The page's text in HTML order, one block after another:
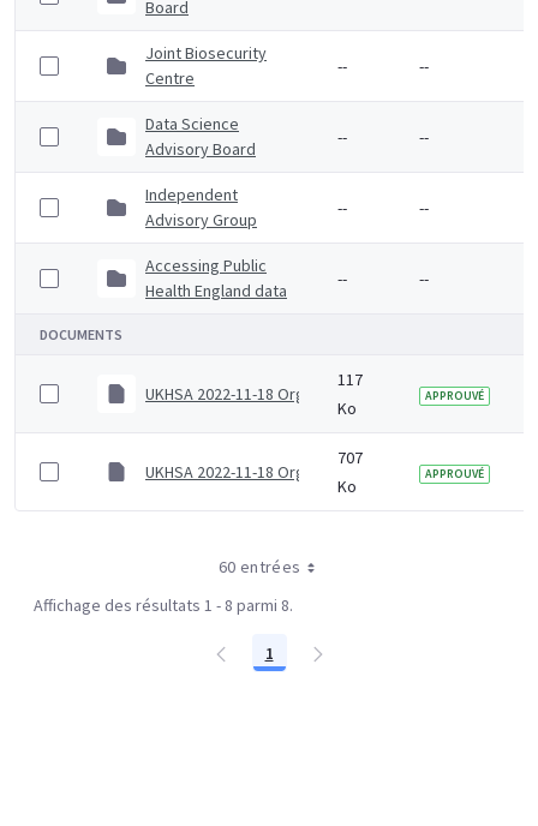
Board
Joint Biosecurity
Centre
-- --
Data Science
Advisory Board
-- --
Independent
Advisory Group
-- --
Accessing Public
Health England data
-- --
DOCUMENTS
UKHSA 2022-11-18 Organogram (Senior)
117
Ko
APPROUVÉ
UKHSA 2022-11-18 Organogram (Junior)
707
Ko
APPROUVÉ
60 entrées
Affichage des résultats 1 - 8 parmi 8.
Page
1